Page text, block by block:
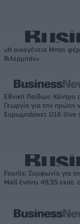
«Η οικογένεια Μπας
Βιλερμπάν»
Εθνική Παίδων: Κόντρα
Γεωργία για την πρώτη
Ευρωμπάσκετ U16 (live
Fourlis: Συμφωνία για
Mall έναντι 49,35 εκατ.